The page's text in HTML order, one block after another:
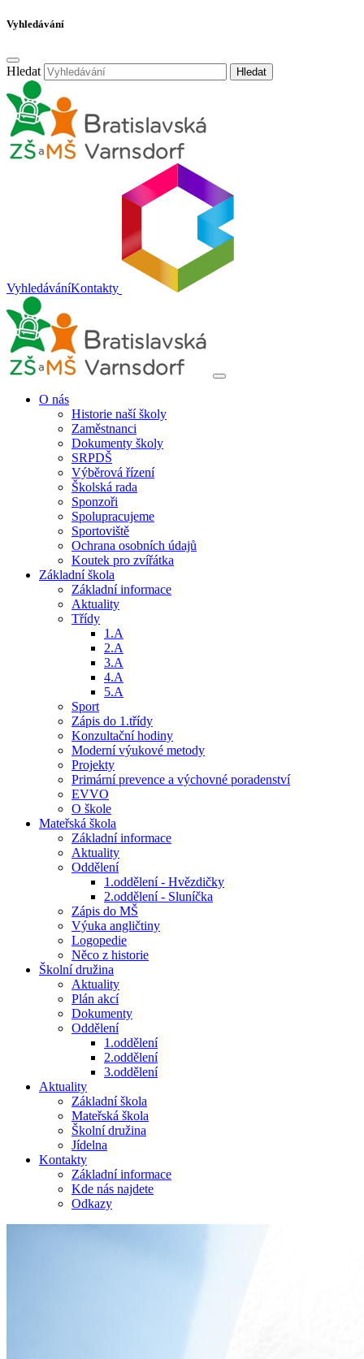
Vyhledávání
Hledat Hledat
VyhledáváníKontakty
O nás
Historie naší školy
Zaměstnanci
Dokumenty školy
SRPDŠ
Výběrová řízení
Školská rada
Sponzoři
Spolupracujeme
Sportoviště
Ochrana osobních údajů
Koutek pro zvířátka
Základní škola
Základní informace
Aktuality
Třídy
1.A
2.A
3.A
4.A
5.A
Sport
Zápis do 1.třídy
Konzultační hodiny
Moderní výukové metody
Projekty
Primární prevence a výchovné poradenství
EVVO
O škole
Mateřská škola
Základní informace
Aktuality
Oddělení
1.oddělení - Hvězdičky
2.oddělení - Sluníčka
Zápis do MŠ
Výuka angličtiny
Logopedie
Něco z historie
Školní družina
Aktuality
Plán akcí
Dokumenty
Oddělení
1.oddělení
2.oddělení
3.oddělení
Aktuality
Základní škola
Mateřská škola
Školní družina
Jídelna
Kontakty
Základní informace
Kde nás najdete
Odkazy